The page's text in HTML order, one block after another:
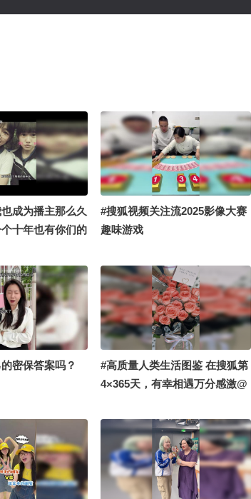
成为播主那么久
十年也有你们的
@成长狐 @搞笑
#搜狐视频关注流2025影像大赛
趣味游戏
密保答案吗？
#高质量人类生活图鉴 在搜狐第
4×365天，有幸相遇万分感激@
女神 @我身上有wifi @一只飞
鸿 #OMG你夏到我了